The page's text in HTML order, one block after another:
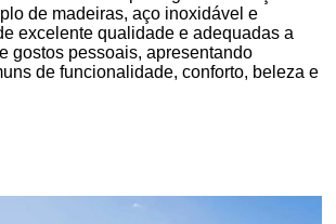
de madeiras, aço inoxidável e
excelente qualidade e adequadas a
gostos pessoais, apresentando
de funcionalidade, conforto, beleza e